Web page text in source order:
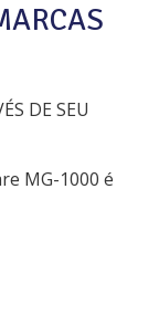
DE SEU
MG-1000 é